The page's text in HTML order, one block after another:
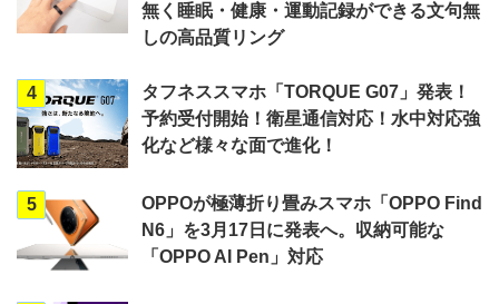
無く睡眠・健康・運動記録ができる文句無
しの高品質リング
4
タフネススマホ「TORQUE G07」発表！
予約受付開始！衛星通信対応！水中対応強
化など様々な面で進化！
5
OPPOが極薄折り畳みスマホ「OPPO Find
N6」を3月17日に発表へ。収納可能な
「OPPO AI Pen」対応